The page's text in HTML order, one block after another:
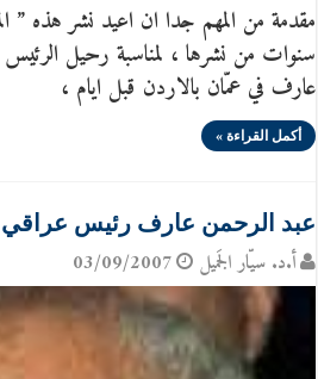
مقدمة من المهم جدا ان اعيد نشر هذه ”
سنوات من نشرها ، لمناسبة رحيل الرئيس
عارف في عمّان بالاردن قبل ايام ،
أكمل القراءة »
عبد الرحمن عارف رئيس عراقي
أ.د. سيّار الجَميل 03/09/2007